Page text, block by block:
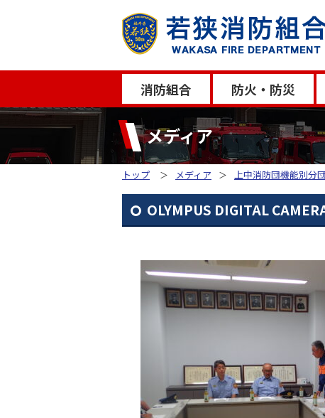
消防組合 防火・防災
メディア
トップ メディア 上中消防団機能別分
OLYMPUS DIGITAL